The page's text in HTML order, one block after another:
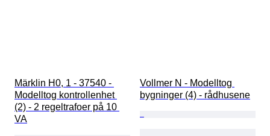
Märklin H0, 1 - 37540 -
Modelltog kontrollenhet
(2) - 2 regeltrafoer på 10
VA
Vollmer N - Modelltog
bygninger (4) - rådhusene